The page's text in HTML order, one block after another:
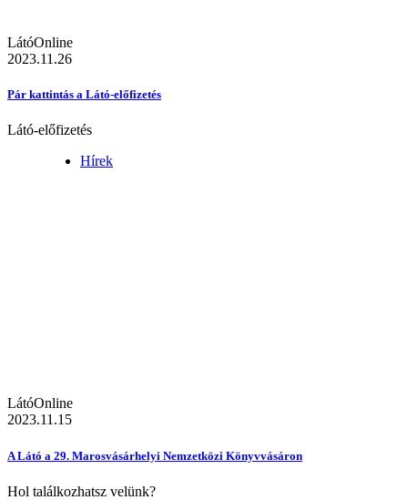
LátóOnline
2023.11.26
Pár kattintás a Látó-előfizetés
Látó-előfizetés
Hírek
LátóOnline
2023.11.15
A Látó a 29. Marosvásárhelyi Nemzetközi Könyvvásáron
Hol találkozhatsz velünk?